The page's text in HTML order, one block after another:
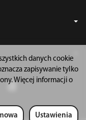
danych cookie
zapisywanie tylko
Więcej informacji o
Ustawienia